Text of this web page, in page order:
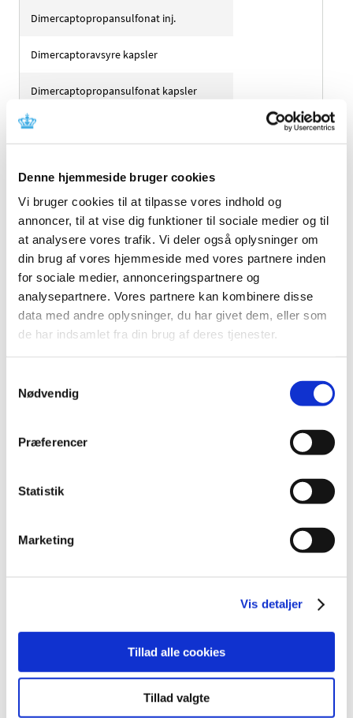
Denne hjemmeside bruger cookies
Vi bruger cookies til at tilpasse vores indhold og
annoncer, til at vise dig funktioner til sociale medier og til
at analysere vores trafik. Vi deler også oplysninger om
din brug af vores hjemmeside med vores partnere inden
for sociale medier, annonceringspartnere og
analysepartnere. Vores partnere kan kombinere disse
data med andre oplysninger, du har givet dem, eller som
de har indsamlet fra din brug af deres tjenester.
Nødvendig
Præferencer
Statistik
Marketing
Vis detaljer
Tillad alle cookies
Tillad valgte
Dimercaptopropansulfonat inj.
Dimercaptoravsyre kapsler
Dimercaptopropansulfonat kapsler
Ethanol, sterilfiltreret inf. konc.
Folininsyre inj.
Fomepizole Injection X-Gen til inj.
Fomepizole Opi konc. til inf.
Glukokortikoid, inhalation
Kaliumjodid tabletter
Natriumcalciumedetat inf. konc.
Natriumpolystyrensulfat pulver